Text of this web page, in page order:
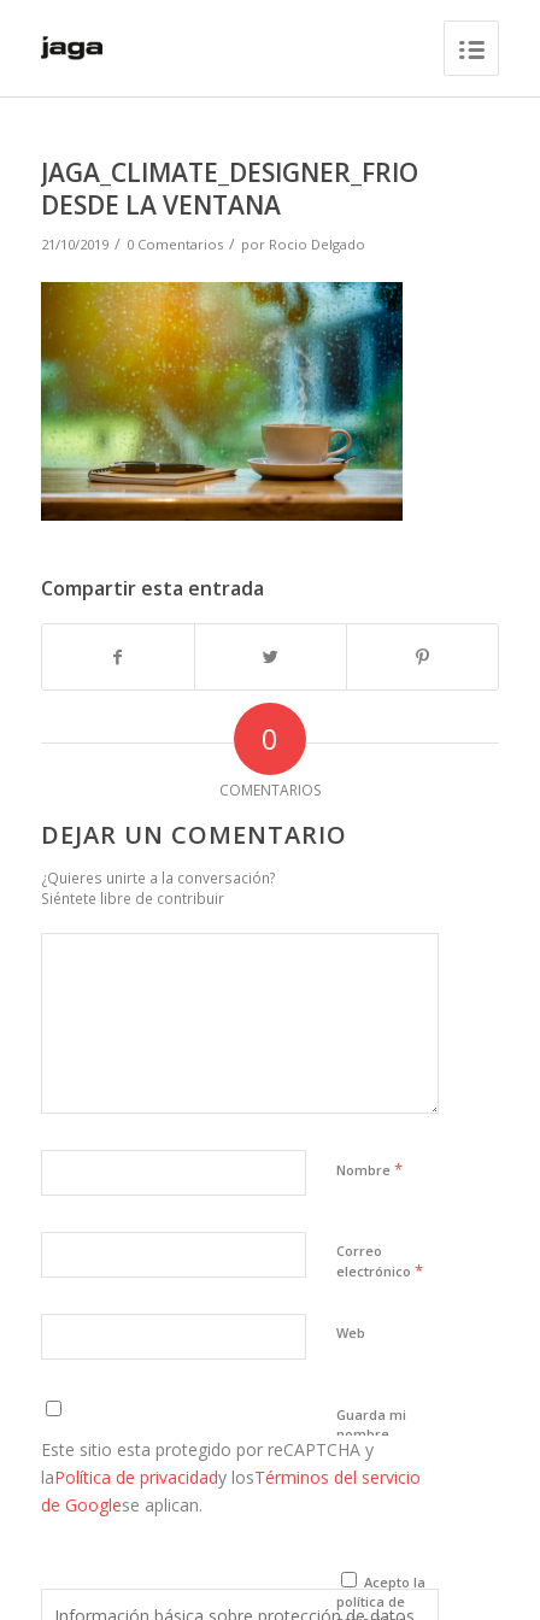
JAGA_CLIMATE_DESIGNER_FRIO
DESDE LA VENTANA
21/10/2019 / 0 Comentarios / por Rocio Delgado
Compartir esta entrada
0
COMENTARIOS
DEJAR UN COMENTARIO
¿Quieres unirte a la conversación?
Siéntete libre de contribuir
Nombre *
Correo
electrónico *
Web
Guarda mi
nombre,
correo
electrónico y
que comente.
Este sitio esta protegido por reCAPTCHA y
laPolítica de privacidady losTérminos del servicio
de Googlese aplican.
Acepto la
política de